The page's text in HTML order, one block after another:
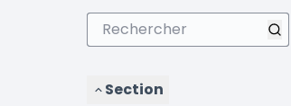
Section